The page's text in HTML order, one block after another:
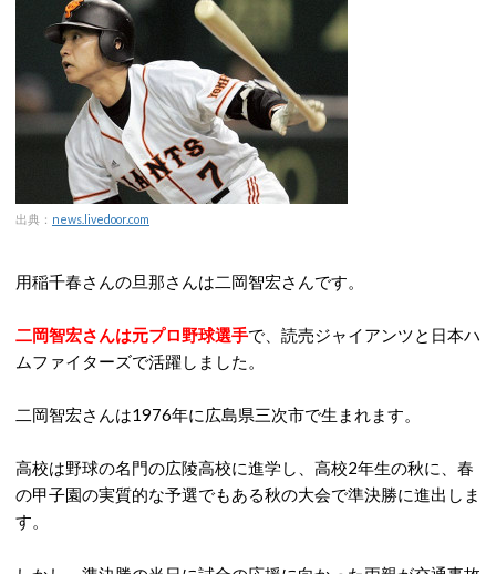
出典： news.livedoor.com
用稲千春さんの旦那さんは二岡智宏さんです。
二岡智宏さんは元プロ野球選手で、読売ジャイアンツと日本ハ
ムファイターズで活躍しました。
二岡智宏さんは1976年に広島県三次市で生まれます。
高校は野球の名門の広陵高校に進学し、高校2年生の秋に、春
の甲子園の実質的な予選でもある秋の大会で準決勝に進出しま
す。